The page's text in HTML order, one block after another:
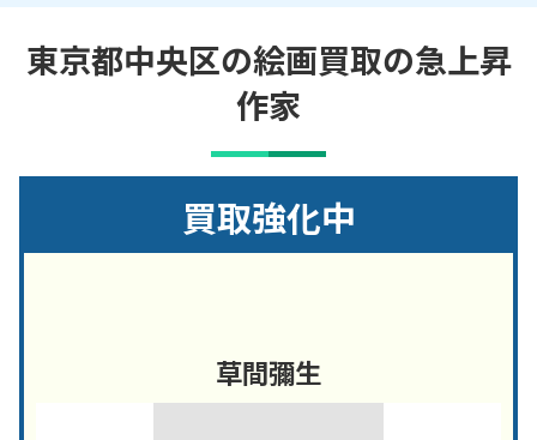
東京都中央区の絵画買取の急上昇
作家
買取強化中
草間彌生